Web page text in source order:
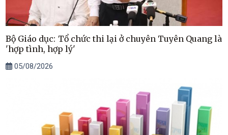
Bộ Giáo dục: Tổ chức thi lại ở chuyên Tuyên Quang là
'hợp tình, hợp lý'
05/08/2026